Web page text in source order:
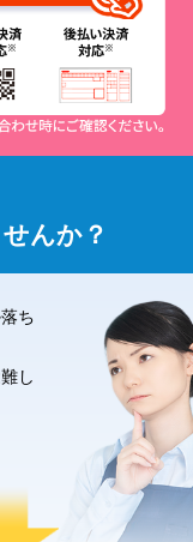
んか？
ち
し